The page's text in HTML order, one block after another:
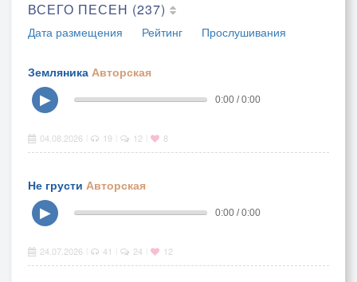
ВСЕГО ПЕСЕН (237)
Дата размещения Рейтинг Прослушивания
Земляника Авторская
▶
0:00 / 0:00
04.08.2026 19 12 8
Не грусти Авторская
▶
0:00 / 0:00
24.07.2026 41 24 12